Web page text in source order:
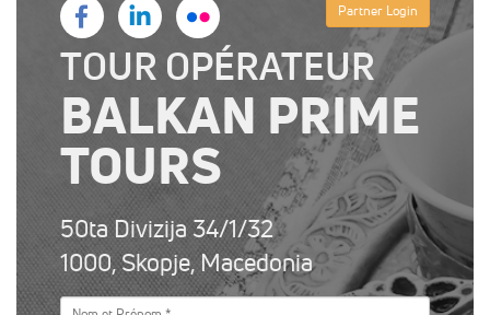
Partner Login
TOUR OPÉRATEUR
BALKAN PRIME
TOURS
50ta Divizija 34/1/32
1000, Skopje, Macedonia